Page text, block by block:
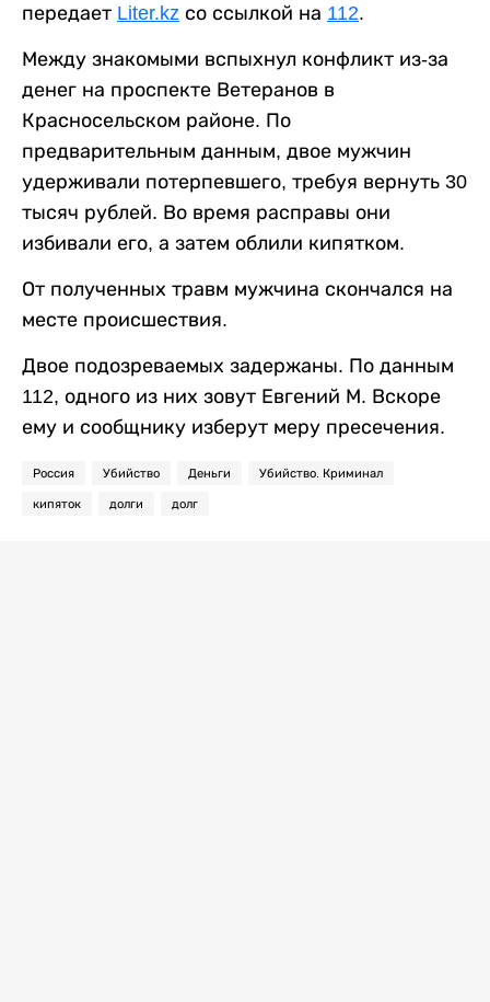
передает Liter.kz со ссылкой на 112.
Между знакомыми вспыхнул конфликт из-за
денег на проспекте Ветеранов в
Красносельском районе. По
предварительным данным, двое мужчин
удерживали потерпевшего, требуя вернуть 30
тысяч рублей. Во время расправы они
избивали его, а затем облили кипятком.
От полученных травм мужчина скончался на
месте происшествия.
Двое подозреваемых задержаны. По данным
112, одного из них зовут Евгений М. Вскоре
ему и сообщнику изберут меру пресечения.
Россия Убийство Деньги Убийство. Криминал
кипяток долги долг